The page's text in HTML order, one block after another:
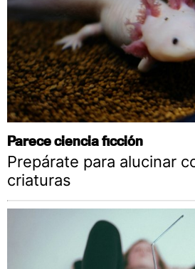
Parece ciencia ficción
Prepárate para alucinar
criaturas